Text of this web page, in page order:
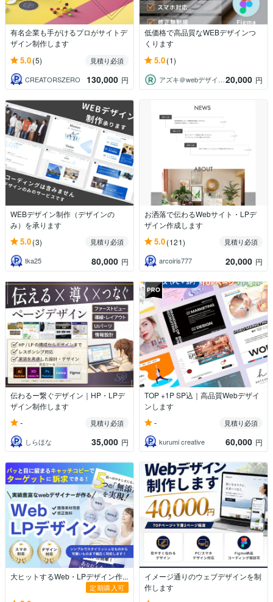
有名企業も手がけるプロがサイトデ
ザイン制作します
5.0(5)
見積り必須
CREATORSZERO
130,000 円
低価格で高品質なWEBデザインつ
くります
5.0(1)
アズキ＠webデザイナー 20,000 円
WEBデザイン制作（デザインの
み）を承ります
5.0(3)
見積り必須
tka25
80,000 円
お洒落で伝わるWebサイト・LPデ
ザイン作成します
5.0(121)
見積り必須
arcoiris777
20,000 円
伝わるー繋ぐデザイン｜HP・LPデ
ザイン制作します
-
見積り必須
しらほな
35,000 円
TOP +1P SP込｜高品質Webデザイ
ンします
-
見積り必須
kurumi creative
60,000 円
大ヒットするWeb・LPデザイン作...
定期購入可
イメージ通りのウェブデザインを制
作します